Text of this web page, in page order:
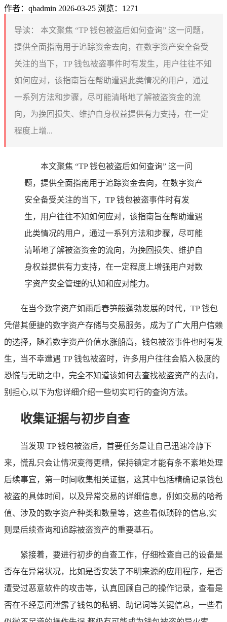
作者：qbadmin 2026-03-25 浏览：1271
导读：
本文聚焦 “TP 钱包被盗后如何查询” 这一问题，
提供全面指南用于追踪资金去向，在数字资产安全备受
关注的当下，TP 钱包被盗事件时有发生，用户往往不知
如何应对，该指南旨在帮助遭遇此类情况的用户，通过
一系列方法和步骤，尽可能清晰地了解被盗资金的流
向，为挽回损失、维护自身权益提供有力支持，在一定
程度上增...
本文聚焦 “TP 钱包被盗后如何查询” 这一问
题，提供全面指南用于追踪资金去向，在数字资产
安全备受关注的当下，TP 钱包被盗事件时有发
生，用户往往不知如何应对，该指南旨在帮助遭遇
此类情况的用户，通过一系列方法和步骤，尽可能
清晰地了解被盗资金的流向，为挽回损失、维护自
身权益提供有力支持，在一定程度上增强用户对数
字资产安全管理的认知和应对能力。
在当今数字资产如雨后春笋般蓬勃发展的时代，TP 钱包
凭借其便捷的数字资产存储与交易服务，成为了广大用户信赖
的选择，随着数字资产价值水涨船高，钱包被盗事件也时有发
生，当不幸遭遇 TP 钱包被盗时，许多用户往往会陷入极度的
恐慌与无助之中，完全不知道该如何去查找被盗资产的去向，
别担心,以下为您详细介绍一些切实可行的查询方法。
收集证据与初步自查
当发现 TP 钱包被盗后，首要任务是让自己迅速冷静下
来，慌乱只会让情况变得更糟，保持镇定才能有条不紊地处理
后续事宜，第一时间收集相关证据，这其中包括精确记录钱包
被盗的具体时间，以及异常交易的详细信息，例如交易的哈希
值、涉及的数字资产种类和数量等，这些看似琐碎的信息,实
则是后续查询和追踪被盗资产的重要基石。
紧接着，要进行初步的自查工作，仔细检查自己的设备是
否存在异常状况，比如是否安装了不明来源的应用程序，是否
遭受过恶意软件的攻击等，认真回顾自己的操作记录，查看是
否在不经意间泄露了钱包的私钥、助记词等关键信息，一些看